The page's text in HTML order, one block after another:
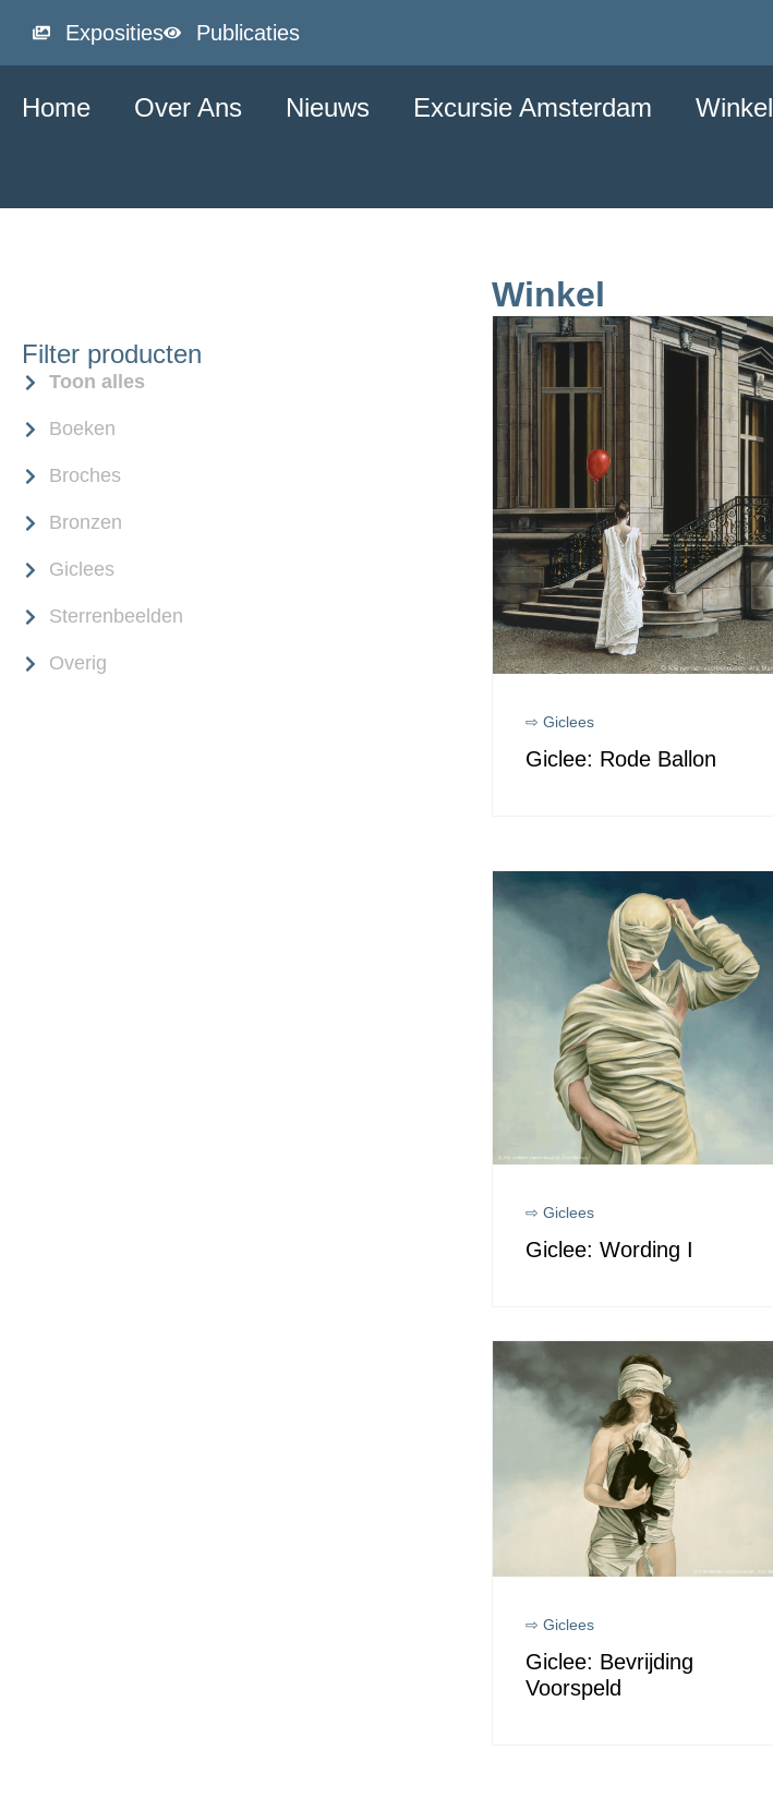
Exposities Publicaties
Home Over Ans Nieuws Excursie Amsterdam Winkel
Filter producten
Toon alles
Boeken
Broches
Bronzen
Giclees
Sterrenbeelden
Overig
Winkel
⇨ Giclees
Giclee: Rode Ballon
⇨ Giclees
Giclee: Wording I
⇨ Giclees
Giclee: Bevrijding
Voorspeld